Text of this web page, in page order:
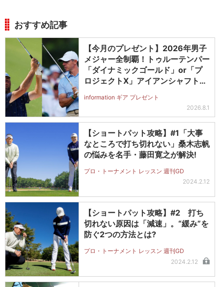
おすすめ記事
【今月のプレゼント】2026年男子
メジャー全制覇！トゥルーテンパー
「ダイナミックゴールド」or「プ
ロジェクトX」アイアンシャフト
ットを抽選で2名に！
information ギア プレゼント
2026.8.1
【ショートパット攻略】#1「大事
なところで打ち切れない」桑木志帆
の悩みを名手・藤田寛之が解決!
プロ・トーナメント レッスン 週刊GD
2024.2.12
【ショートパット攻略】#2 打ち
切れない原因は「減速」。“緩み”を
防ぐ2つの方法とは?
プロ・トーナメント レッスン 週刊GD
2024.2.12